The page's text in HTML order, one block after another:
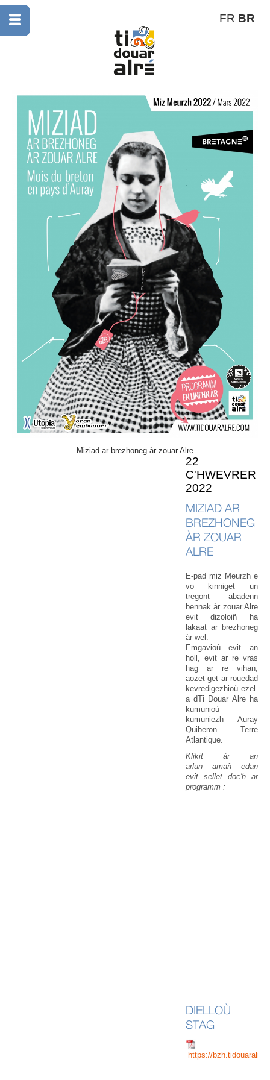
FR BR
Miziad ar brezhoneg àr zouar Alre
22
C'HWEVRER
2022
MIZIAD AR
BREZHONEG
ÀR ZOUAR
ALRE
E-pad miz Meurzh e
vo kinniget un
tregont abadenn
bennak àr zouar Alre
evit dizoloiñ ha
lakaat ar brezhoneg
àr wel.
Emgavioù evit an
holl, evit ar re vras
hag ar re vihan,
aozet get ar rouedad
kevredigezhioù ezel
a dTi Douar Alre ha
kumunioù
kumuniezh Auray
Quiberon Terre
Atlantique.
Klikit àr an
arlun amañ edan
evit sellet doc'h ar
programm :
DIELLOÙ
STAG
https://